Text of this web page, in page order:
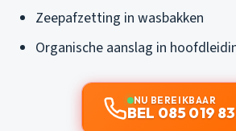
Zeepafzetting in wasbakken
Organische aanslag in
NU BEREIKBAAR
BEL 085 019